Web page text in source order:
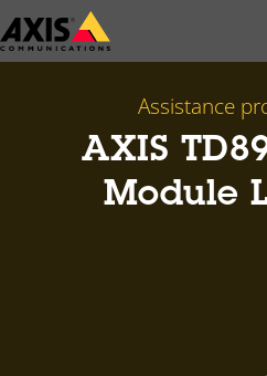
Passer
au
Assistance
AXIS
Module